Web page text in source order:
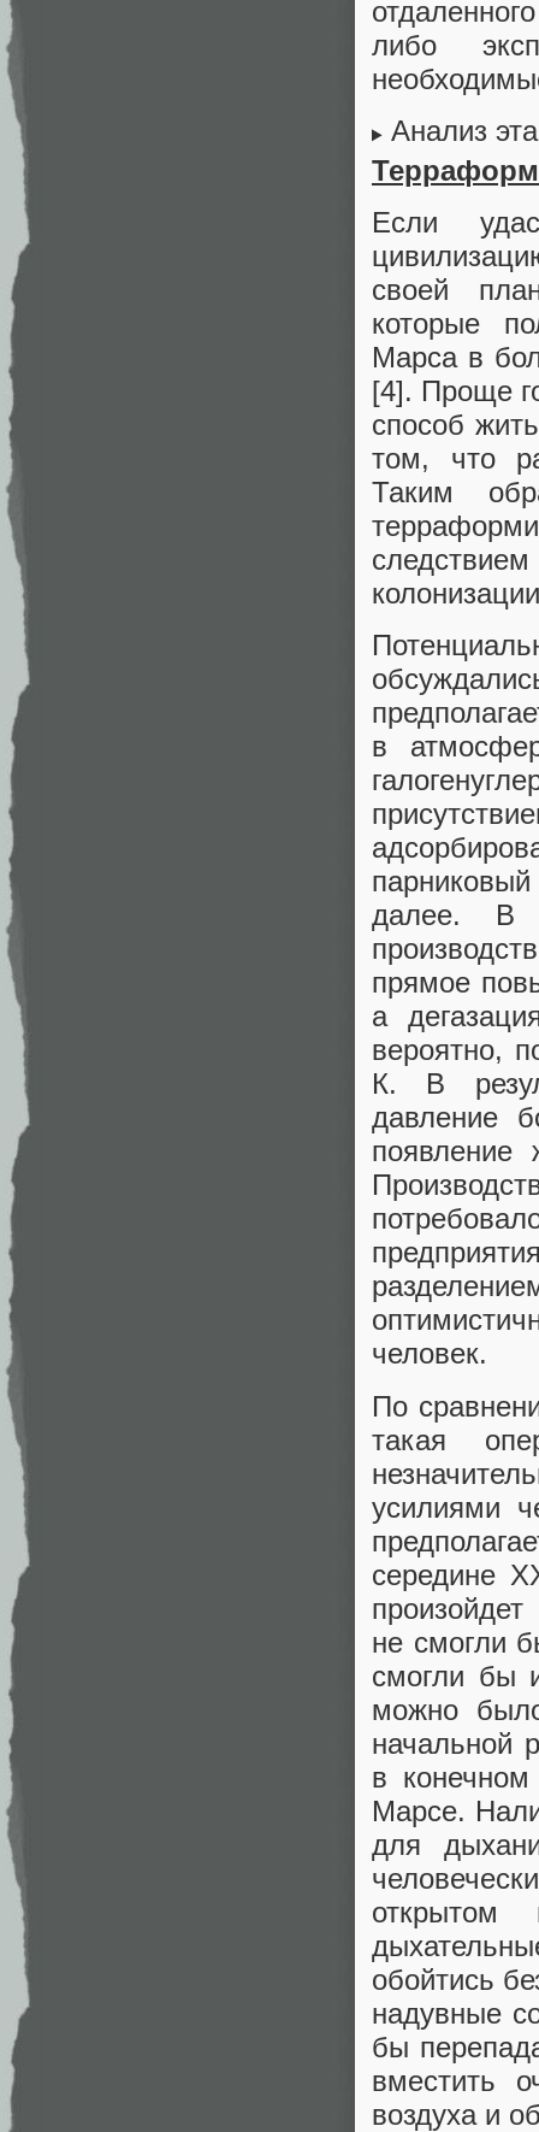
либо
Анализ
Если
своей
которые
Марса в
[4]. Проще
способ
том, что
Таким
в
далее. В
прямое
а
вероятно,
К. В
давление
человек.
По
такая
усилиями
середине
не смогли
смогли бы
можно
начальной
в
Марсе.
для
открытом
обойтись
надувные
бы
вместить
воздуха и